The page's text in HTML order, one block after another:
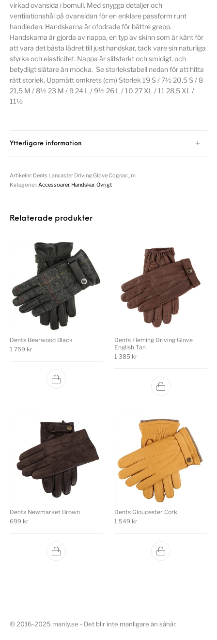
virkad ovansida i bomull. Med snygga detaljer och
ventilationshål på ovansidan för en enklare passform runt
handleden. Handskarna är ofodrade för bättre grepp.
Handskarna är gjorda av nappa, en typ av skinn som är känt för
att vara det bästa lädret till just handskar, tack vare sin naturliga
styrka och elasticitet. Nappa är slitstarkt och smidigt, och
betydligt slätare än mocka. Se storlekstabell nedan för att hitta
rätt storlek. Uppmätt omkrets (cm) Storlek 19 S / 7½ 20,5 S / 8
21,5 M / 8½ 23 M / 9 24 L / 9½ 26 L / 10 27 XL / 11 28,5 XL /
11½
Ytterligare information
Artikelnr: Dents Lancaster Driving Glove Cognac_m
Kategorier: Accessoarer, Handskar,Övrigt
Relaterade produkter
Dents Bearwood Black
1 759 kr
Dents Fleming Driving Glove
English Tan
1 385 kr
Dents Newmarket Brown
699 kr
Dents Gloucester Cork
1 549 kr
© 2016-2025 manly.se - Det blir inte manligare än såhär.